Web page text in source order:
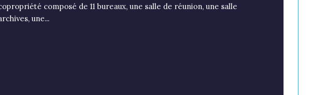
composé de 11 bureaux, une salle de réunion, une salle
une...